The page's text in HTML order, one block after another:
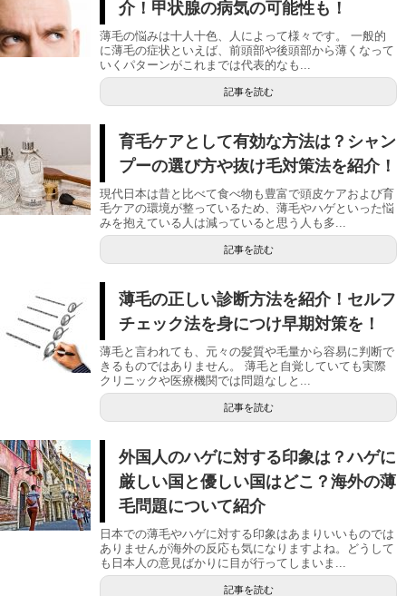
介！甲状腺の病気の可能性も！
薄毛の悩みは十人十色、人によって様々です。 一般的
に薄毛の症状といえば、前頭部や後頭部から薄くなって
いくパターンがこれまでは代表的なも...
記事を読む
育毛ケアとして有効な方法は？シャン
プーの選び方や抜け毛対策法を紹介！
現代日本は昔と比べて食べ物も豊富で頭皮ケアおよび育
毛ケアの環境が整っているため、薄毛やハゲといった悩
みを抱えている人は減っていると思う人も多...
記事を読む
薄毛の正しい診断方法を紹介！セルフ
チェック法を身につけ早期対策を！
薄毛と言われても、元々の髪質や毛量から容易に判断で
きるものではありません。 薄毛と自覚していても実際
クリニックや医療機関では問題なしと...
記事を読む
外国人のハゲに対する印象は？ハゲに
厳しい国と優しい国はどこ？海外の薄
毛問題について紹介
日本での薄毛やハゲに対する印象はあまりいいものでは
ありませんが海外の反応も気になりますよね。どうして
も日本人の意見ばかりに目が行ってしまいま...
記事を読む